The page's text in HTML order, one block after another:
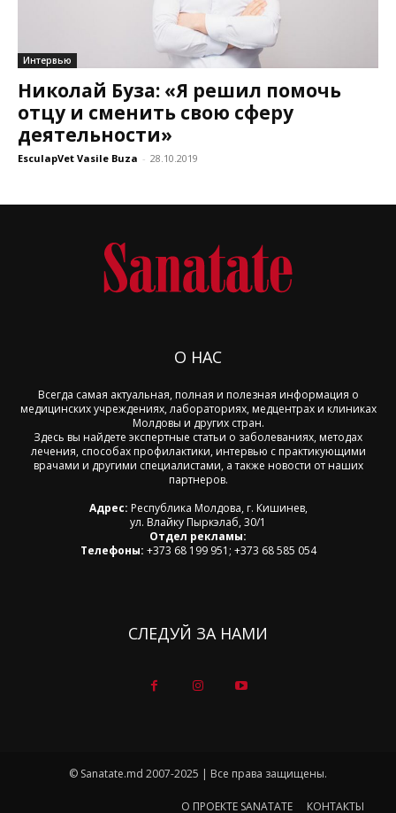
Интервью
Николай Буза: «Я решил помочь
отцу и сменить свою сферу
деятельности»
EsculapVet Vasile Buza - 28.10.2019
О НАС
Всегда самая актуальная, полная и полезная информация о
медицинских учреждениях, лабораториях, медцентрах и клиниках
Молдовы и других стран.
Здесь вы найдете экспертные статьи о заболеваниях, методах
лечения, способах профилактики, интервью с практикующими
врачами и другими специалистами, а также новости от наших
партнеров.
Адрес: Республика Молдова, г. Кишинев,
ул. Влайку Пыркэлаб, 30/1
Отдел рекламы:
Телефоны: +373 68 199 951; +373 68 585 054
СЛЕДУЙ ЗА НАМИ
© Sanatate.md 2007-2025 | Все права защищены.
О ПРОЕКТЕ SANATATE КОНТАКТЫ